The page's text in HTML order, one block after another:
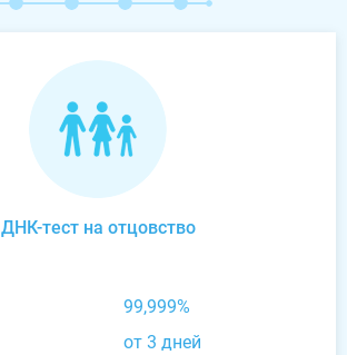
ДНК-тест на отцовство
99,999%
от 3 дней